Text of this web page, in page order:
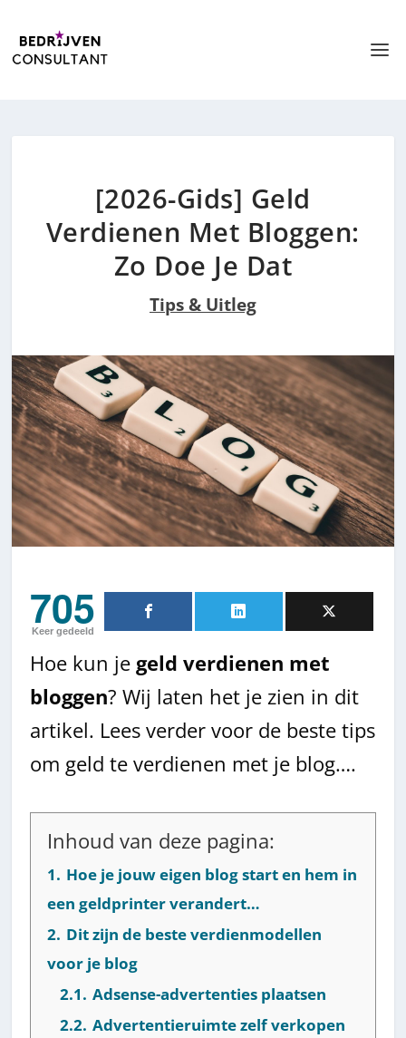
[2026-Gids] Geld
Verdienen Met Bloggen:
Zo Doe Je Dat
Tips & Uitleg
705
Keer gedeeld
Hoe kun je geld verdienen met
bloggen? Wij laten het je zien in dit
artikel. Lees verder voor de beste tips
om geld te verdienen met je blog….
Inhoud van deze pagina:
1. Hoe je jouw eigen blog start en hem in
een geldprinter verandert…
2. Dit zijn de beste verdienmodellen
voor je blog
2.1. Adsense-advertenties plaatsen
2.2. Advertentieruimte zelf verkopen